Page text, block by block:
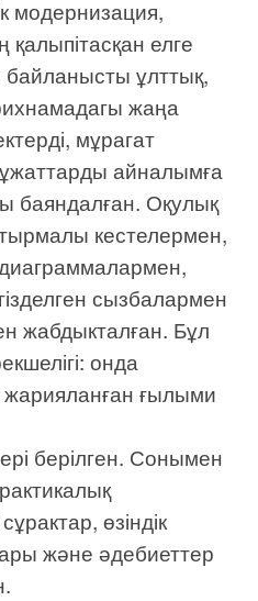
модернизация,
қалыпітасқан елге
ұлттық,
жаңа
мұрагат
айналымға
баяндалған. Оқулық
кестелермен,
сызбалармен
жабдыкталған. Бұл
онда
ғылыми
берілген. Сонымен
өзіндік
және әдебиеттер